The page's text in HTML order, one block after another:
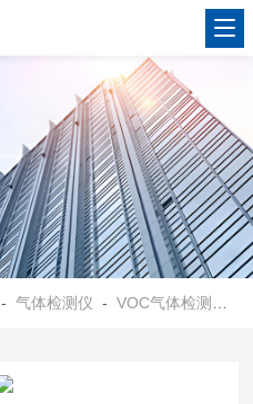
-气体检测仪 -VOC气体检测仪